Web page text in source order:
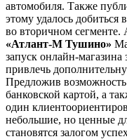
автомобиля. Также
этому удалось добиться
во вторичном сегменте.
«Атлант-М Тушино»
запуск онлайн-
привлечь
Предложив возможность
банковской картой, а
один
небольшие, но ценные
становятся залогом